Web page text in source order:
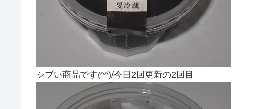
シブい商品です(^^)/今日2回更新の2回目